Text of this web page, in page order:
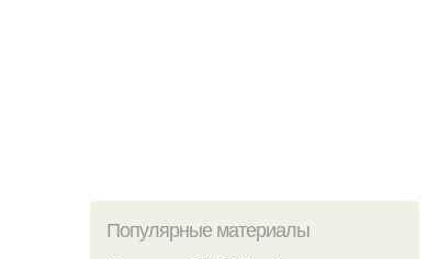
Популярные материалы